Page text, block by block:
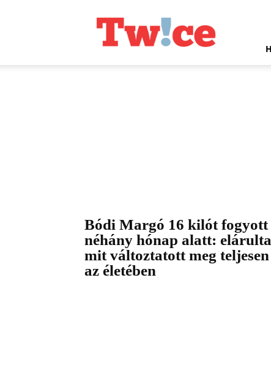
Bódi Margó 16 kilót fogyott
néhány hónap alatt:
mit változtatott meg teljesen
az életében